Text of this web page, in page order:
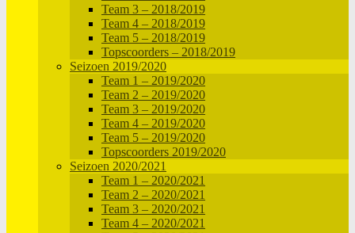
Team 3 – 2018/2019
Team 4 – 2018/2019
Team 5 – 2018/2019
Topscoorders – 2018/2019
Seizoen 2019/2020
Team 1 – 2019/2020
Team 2 – 2019/2020
Team 3 – 2019/2020
Team 4 – 2019/2020
Team 5 – 2019/2020
Topscoorders 2019/2020
Seizoen 2020/2021
Team 1 – 2020/2021
Team 2 – 2020/2021
Team 3 – 2020/2021
Team 4 – 2020/2021